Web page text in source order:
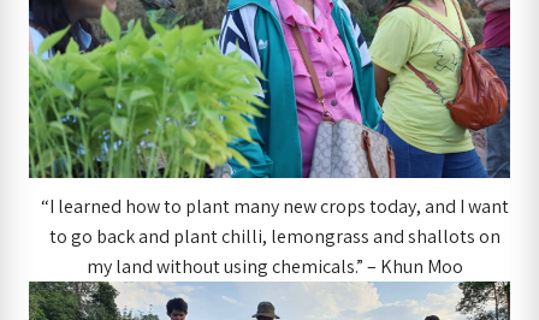
“I learned how to plant many new crops today, and I want
to go back and plant chilli, lemongrass and shallots on
my land without using chemicals.” – Khun Moo